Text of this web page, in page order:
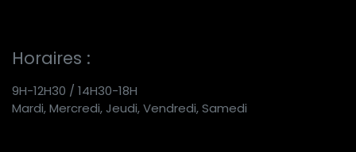
Horaires :
9H-12H30 / 14H30-18H
Mardi, Mercredi, Jeudi, Vendredi, Samedi